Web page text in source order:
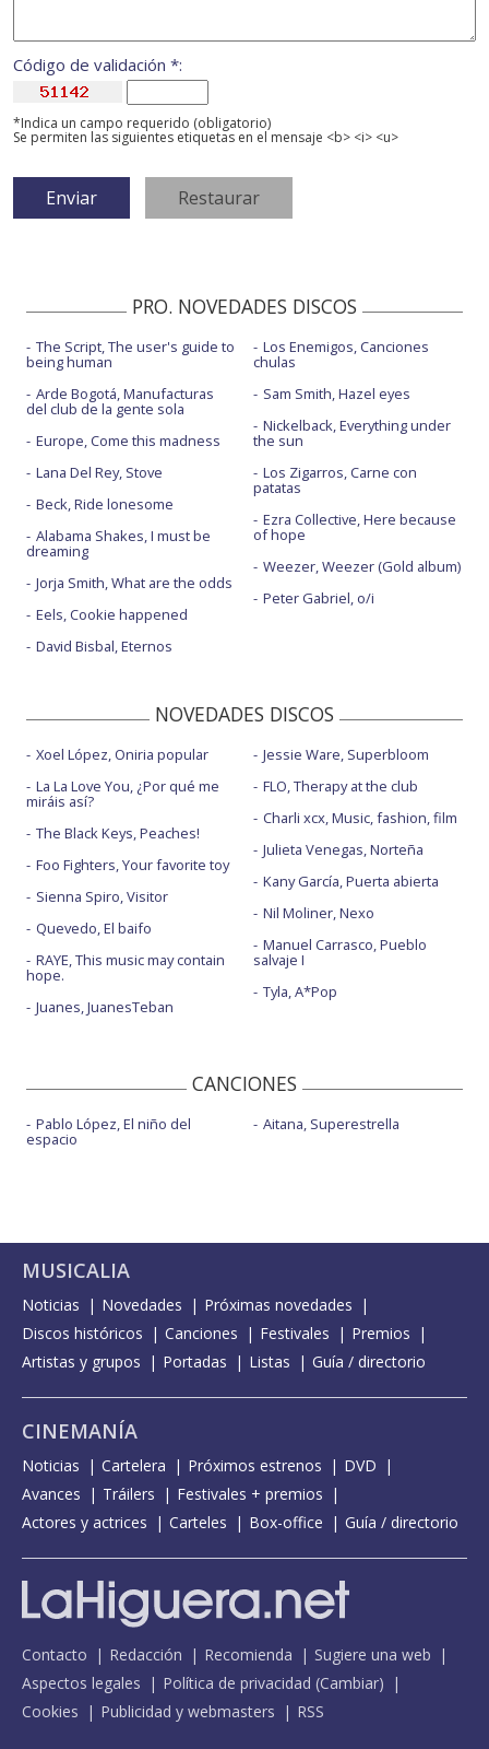
Código de validación *:
*Indica un campo requerido (obligatorio)
Se permiten las siguientes etiquetas en el mensaje <b> <i> <u>
PRO. NOVEDADES DISCOS
The Script, The user's guide to
being human
Arde Bogotá, Manufacturas
del club de la gente sola
Europe, Come this madness
Lana Del Rey, Stove
Beck, Ride lonesome
Alabama Shakes, I must be
dreaming
Jorja Smith, What are the odds
Eels, Cookie happened
David Bisbal, Eternos
Los Enemigos, Canciones
chulas
Sam Smith, Hazel eyes
Nickelback, Everything under
the sun
Los Zigarros, Carne con
patatas
Ezra Collective, Here because
of hope
Weezer, Weezer (Gold album)
Peter Gabriel, o/i
NOVEDADES DISCOS
Xoel López, Oniria popular
La La Love You, ¿Por qué me
miráis así?
The Black Keys, Peaches!
Foo Fighters, Your favorite toy
Sienna Spiro, Visitor
Quevedo, El baifo
RAYE, This music may contain
hope.
Juanes, JuanesTeban
Jessie Ware, Superbloom
FLO, Therapy at the club
Charli xcx, Music, fashion, film
Julieta Venegas, Norteña
Kany García, Puerta abierta
Nil Moliner, Nexo
Manuel Carrasco, Pueblo
salvaje I
Tyla, A*Pop
CANCIONES
Pablo López, El niño del
espacio
Aitana, Superestrella
MUSICALIA
Noticias Novedades
Próximas novedades
Discos históricos
Canciones Festivales
Premios
Artistas y grupos
Portadas Listas Guía / directorio
CINEMANÍA
Noticias Cartelera Próximos estrenos
DVD
Avances
Tráilers
Festivales + premios
Actores y actrices
Carteles Box-office Guía / directorio
Contacto Redacción Recomienda
Sugiere una web
Aspectos legales
Política de privacidad (Cambiar)
Cookies
Publicidad y webmasters RSS